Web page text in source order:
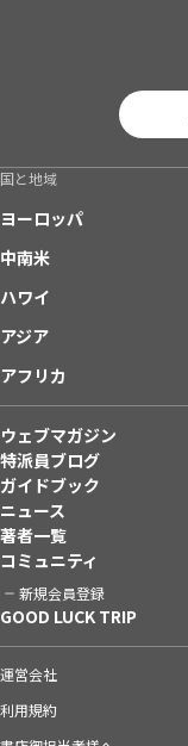
国と地域
ヨーロッパ
中南米
ハワイ
アジア
アフリカ
ウェブマガジン
特派員ブログ
ガイドブック
ニュース
著者一覧
コミュニティ
新規会員登録
GOOD LUCK TRIP
運営会社
利用規約